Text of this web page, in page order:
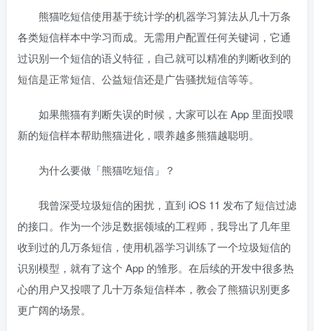
熊猫吃短信使用基于统计学的机器学习算法从几十万条
各类短信样本中学习而成。无需用户配置任何关键词，它通
过识别一个短信的语义特征，自己就可以精准的判断收到的
短信是正常短信、公益短信还是广告骚扰短信等等。
如果熊猫有判断失误的时候，大家可以在 App 里面投喂
新的短信样本帮助熊猫进化，喂养越多熊猫越聪明。
为什么要做「熊猫吃短信」？
我曾深受垃圾短信的困扰，直到 iOS 11 发布了短信过滤
的接口。作为一个涉足数据领域的工程师，我导出了几年里
收到过的几万条短信，使用机器学习训练了一个垃圾短信的
识别模型，就有了这个 App 的雏形。在后续的开发中很多热
心的用户又投喂了几十万条短信样本，教会了熊猫识别更多
更广阔的场景。